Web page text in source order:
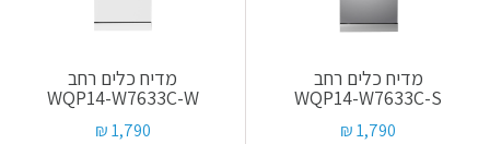
מדיח כלים רחב
WQP14-W7633C-S
1,790 ₪
מדיח כלים רחב
WQP14-W7633C-W
1,790 ₪